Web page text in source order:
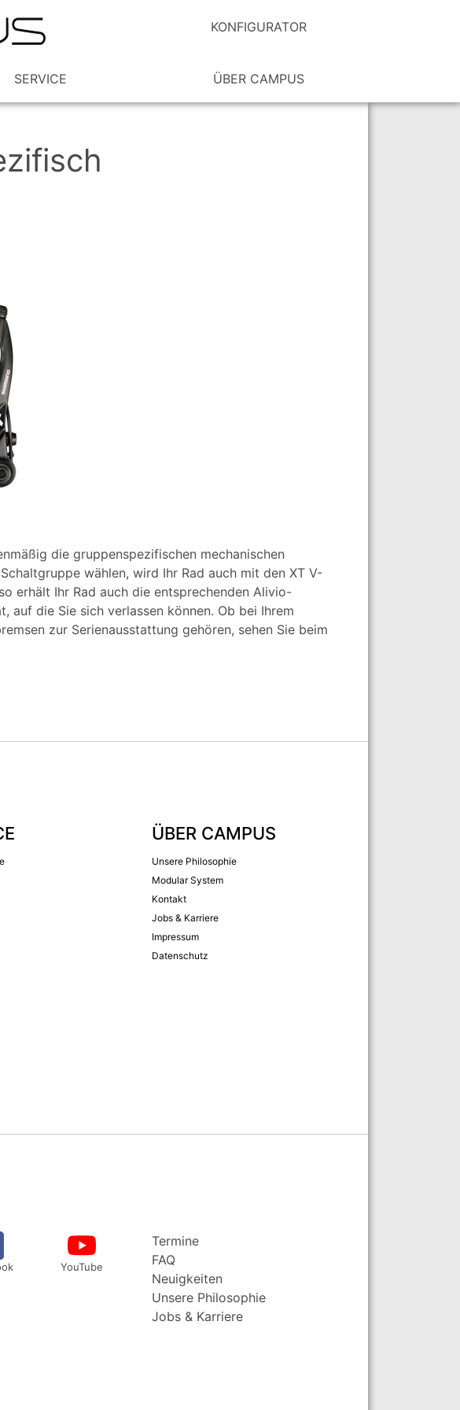
KONFIGURATOR
SERVICE ÜBER CAMPUS
die gruppenspezifischen mechanischen
wählen, wird Ihr Rad auch mit den XT V-
erhält Ihr Rad auch die entsprechenden Alivio-
auf die Sie sich verlassen können. Ob bei Ihrem
zur Serienausstattung gehören, sehen Sie beim
ÜBER CAMPUS
Unsere Philosophie
Modular System
Kontakt
Jobs & Karriere
Impressum
Datenschutz
YouTube
Termine
FAQ
Neuigkeiten
Unsere Philosophie
Jobs & Karriere